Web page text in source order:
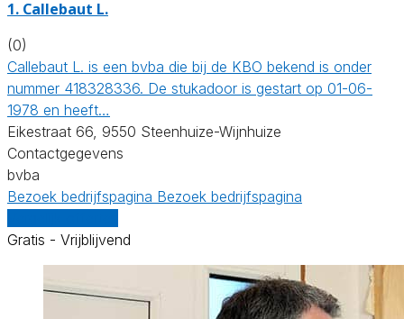
1. Callebaut L.
(0)
Callebaut L. is een bvba die bij de KBO bekend is onder
nummer 418328336. De stukadoor is gestart op 01-06-
1978 en heeft…
Eikestraat 66, 9550 Steenhuize-Wijnhuize
Contactgegevens
bvba
Bezoek bedrijfspagina Bezoek bedrijfspagina
Gratis - Vrijblijvend